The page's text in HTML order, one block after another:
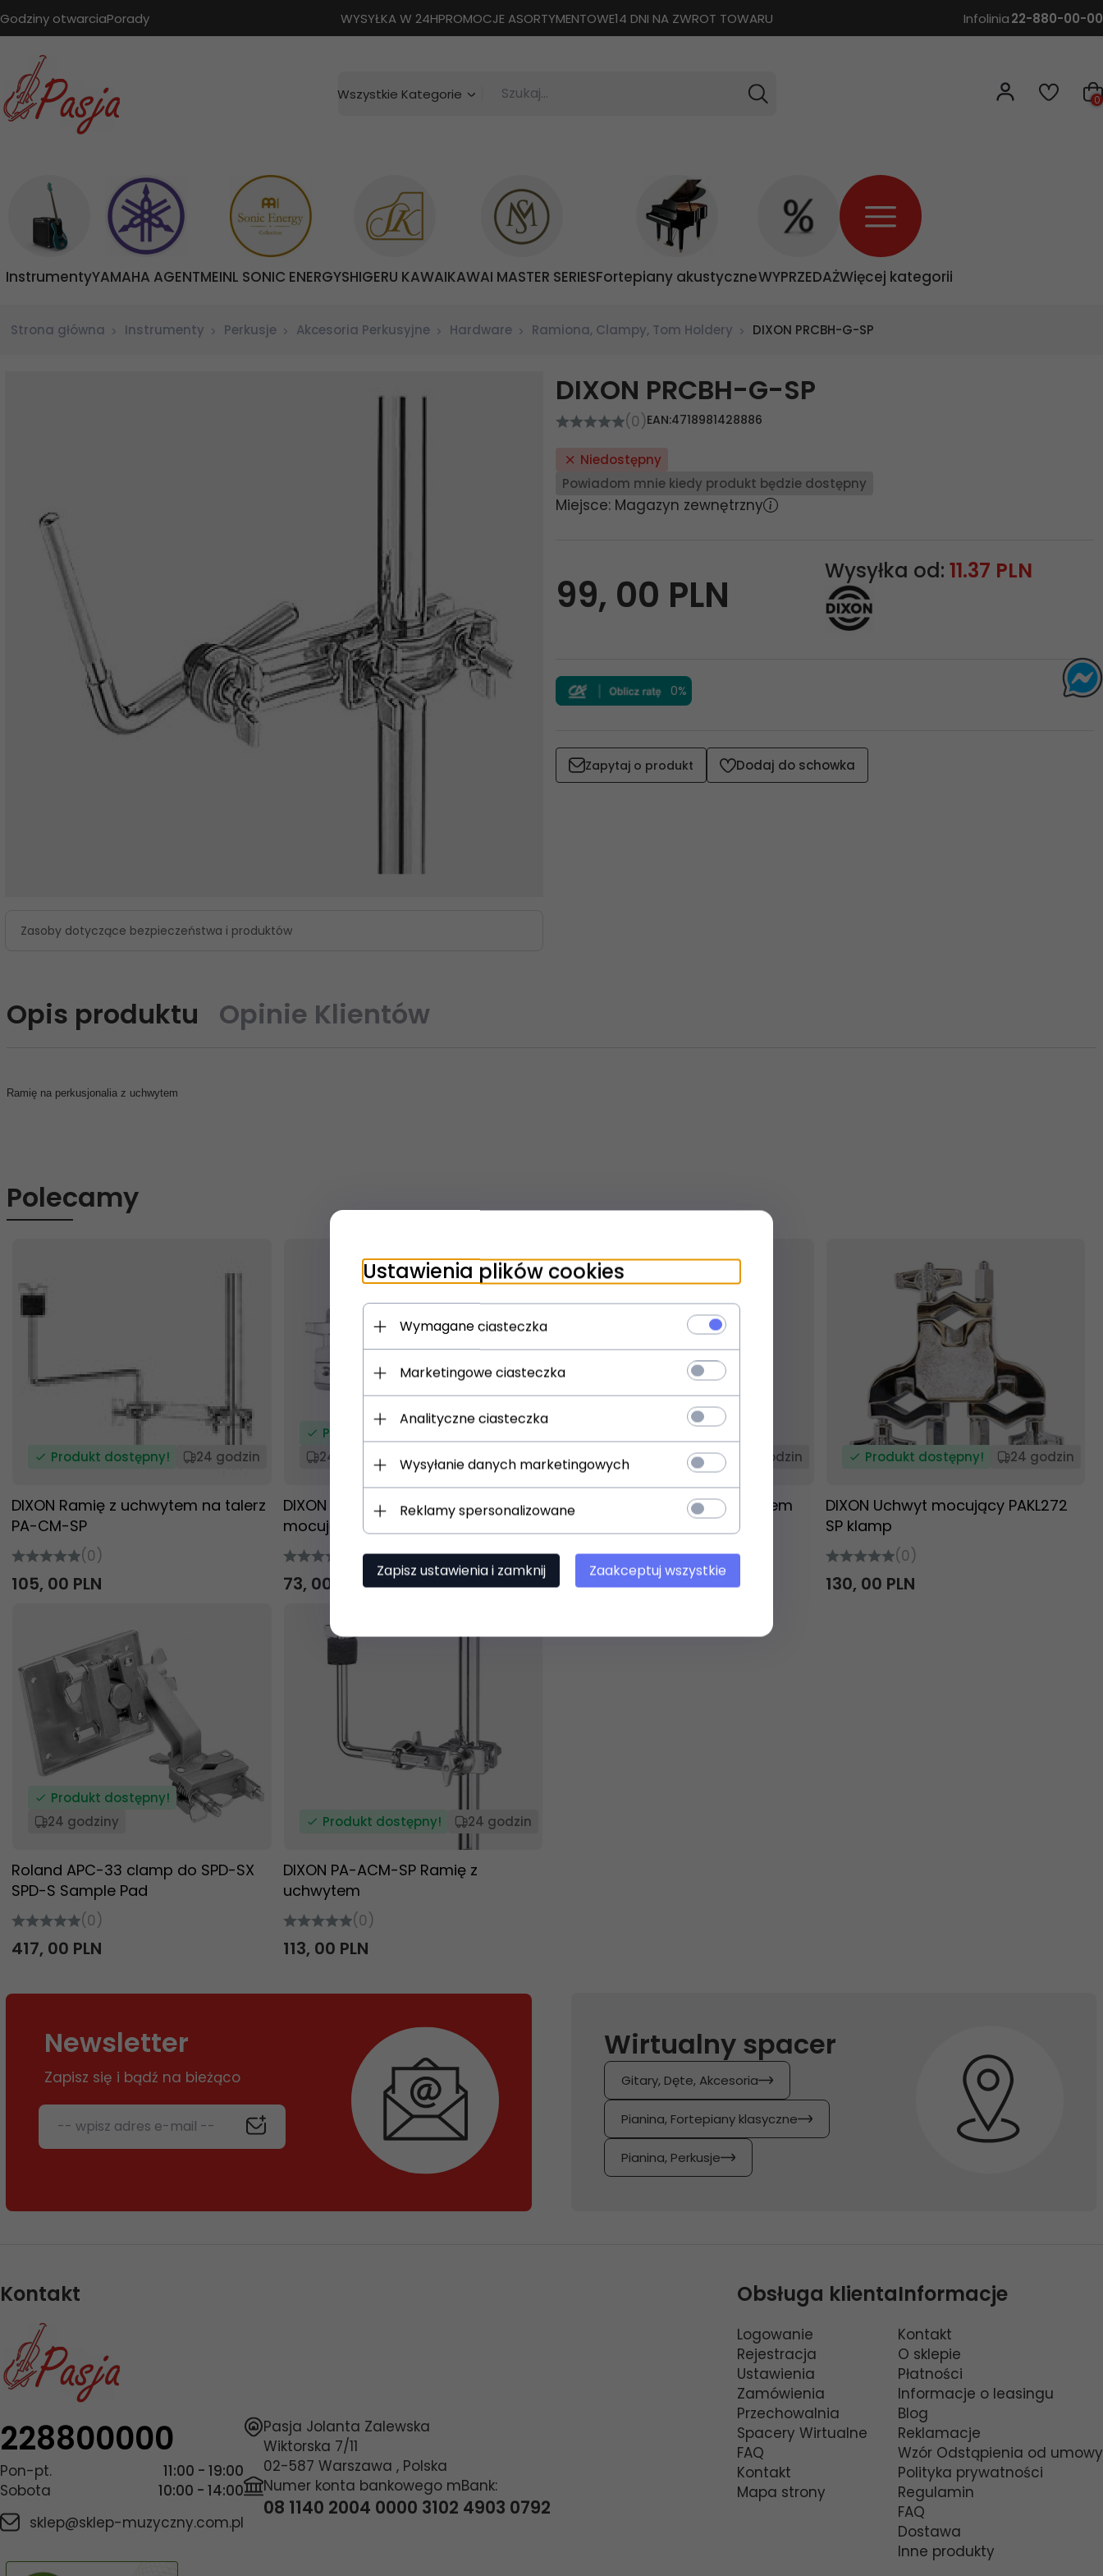
Godziny otwarciaPorady WYSYŁKA W 24HPROMOCJE ASORTYMENTOWE14 DNI NA ZWROT TOWARU Infolinia22-880-00-00
categories_searcher
Wszystkie Kategorie Szukaj... 0
InstrumentyYAMAHA AGENTMEINL SONIC ENERGYSHIGERU KAWAIKAWAI MASTER SERIESFortepiany akustyczneWYPRZEDAŻWięcej kategorii
Strona główna Instrumenty Perkusje Akcesoria Perkusyjne Hardware Ramiona, Clampy, Tom Holdery DIXON PRCBH-G-SP
Zasoby dotyczące bezpieczeństwa i produktów
DIXON PRCBH-G-SP
(0)EAN:4718981428886
Niedostępny
Powiadom mnie kiedy produkt będzie dostępny
Miejsce: Magazyn zewnętrzny
99, 00 PLN
Wysyłka od: 11.37 PLN
0%
Zapytaj o produkt Dodaj do schowka
Opis produktu Opinie Klientów
Ramię na perkusjonalia z uchwytem
Polecamy
Produkt dostępny! 24 godzin
DIXON Ramię z uchwytem na talerz
PA-CM-SP
(0)
105, 00 PLN
Produkt dostępny!
24 godziny
DIXON PAKL257-SP Uchwyt
mocujący regulowany
(0)
73, 00 PLN
Produkt dostępny! 24 godzin
DIXON Ramię proste z uchwytem
(0)
124,00PLN
Produkt dostępny! 24 godzin
DIXON Uchwyt mocujący PAKL272
SP klamp
(0)
130, 00 PLN
Produkt dostępny!
24 godziny
Roland APC-33 clamp do SPD-SX
SPD-S Sample Pad
(0)
417, 00 PLN
Produkt dostępny! 24 godzin
DIXON PA-ACM-SP Ramię z
uchwytem
(0)
113, 00 PLN
Newsletter
Zapisz się i bądź na bieżąco
-- wpisz adres e-mail --
Wirtualny spacer
Gitary, Dęte, Akcesoria
Pianina, Fortepiany klasyczne
Pianina, Perkusje
Kontakt
228800000
Pon-pt.
11:00 - 19:00
Sobota
10:00 - 14:00
sklep@sklep-muzyczny.com.pl
Pasja Jolanta Zalewska
Wiktorska 7/11
02-587 Warszawa , Polska
Numer konta bankowego mBank:
08 1140 2004 0000 3102 4903 0792
Obsługa klienta
Logowanie
Rejestracja
Ustawienia
Zamówienia
Przechowalnia
Spacery Wirtualne
FAQ
Kontakt
Mapa strony
Informacje
Kontakt
O sklepie
Płatności
Informacje o leasingu
Blog
Reklamacje
Wzór Odstąpienia od umowy
Polityka prywatności
Regulamin
FAQ
Dostawa
Inne produkty
Ustawienia plików cookies
Wymagane ciasteczka
Marketingowe ciasteczka
Analityczne ciasteczka
Wysyłanie danych marketingowych
Reklamy spersonalizowane
Zapisz ustawienia i zamknij Zaakceptuj wszystkie